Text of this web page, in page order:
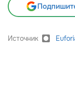
Источник